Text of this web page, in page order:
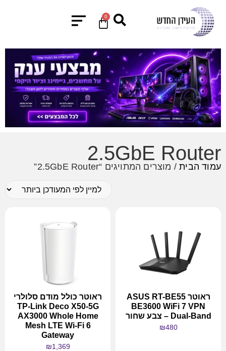
0
2.5GbE Router
עמוד הבית/ מוצרים המתויגים “2.5GbE Router”
ראוטר ASUS RT-BE55
BE3600 WiFi 7 VPN
Dual-Band – צבע שחור
₪480
ראוטר כולל מודם סלולרי
TP-Link Deco X50-5G
AX3000 Whole Home
Mesh LTE Wi-Fi 6
Gateway
₪1,369